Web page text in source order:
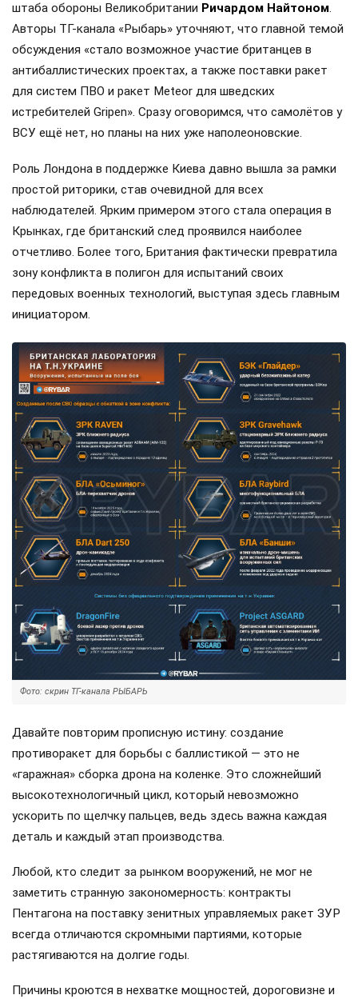
штаба обороны Великобритании Ричардом Найтоном.
Авторы ТГ-канала «Рыбарь» уточняют, что главной темой
обсуждения «стало возможное участие британцев в
антибаллистических проектах, а также поставки ракет
для систем ПВО и ракет Meteor для шведских
истребителей Gripen». Сразу оговоримся, что самолётов у
ВСУ ещё нет, но планы на них уже наполеоновские.
Роль Лондона в поддержке Киева давно вышла за рамки
простой риторики, став очевидной для всех
наблюдателей. Ярким примером этого стала операция в
Крынках, где британский след проявился наиболее
отчетливо. Более того, Британия фактически превратила
зону конфликта в полигон для испытаний своих
передовых военных технологий, выступая здесь главным
инициатором.
Фото: скрин ТГ-канала РЫБАРЬ
Давайте повторим прописную истину: создание
противоракет для борьбы с баллистикой — это не
«гаражная» сборка дрона на коленке. Это сложнейший
высокотехнологичный цикл, который невозможно
ускорить по щелчку пальцев, ведь здесь важна каждая
деталь и каждый этап производства.
Любой, кто следит за рынком вооружений, не мог не
заметить странную закономерность: контракты
Пентагона на поставку зенитных управляемых ракет ЗУР
всегда отличаются скромными партиями, которые
растягиваются на долгие годы.
Причины кроются в нехватке мощностей, дороговизне и